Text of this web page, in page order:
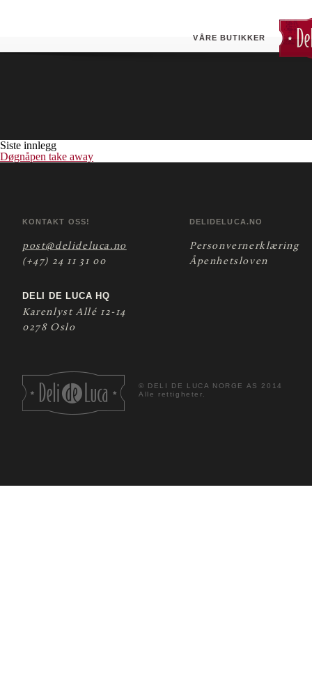
VÅRE BUTIKKER
Siste innlegg
Døgnåpen take away
KONTAKT OSS!
post@delideluca.no
(+47) 24 11 31 00
DELI DE LUCA HQ
Karenlyst Allé 12-14
0278 Oslo
DELIDELUCA.NO
Personvernerklæring
Åpenhetsloven
© DELI DE LUCA NORGE AS 2014
Alle rettigheter.